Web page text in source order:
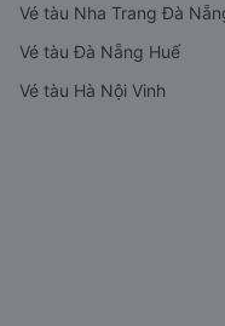
Vé tàu Nha Trang Đà
Vé tàu Đà Nẵng Huế
Vé tàu Hà Nội Vinh